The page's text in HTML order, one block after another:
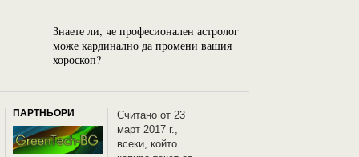
Знаете ли, че професионален астролог
може кардинално да промени вашия
хороскоп?
ПАРТНЬОРИ
Считано от 23
март 2017 г.,
всеки, който